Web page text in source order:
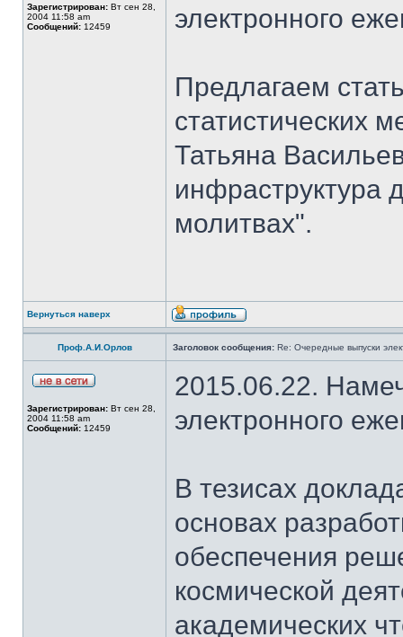
Зарегистрирован: Вт сен 28,
2004 11:58 am
Сообщений: 12459
электронного
Предлагаем
статистических
Татьяна
инфраструктура
молитвах".
Вернуться наверх
Проф.А.И.Орлов Заголовок сообщения: Re: Очередные выпуски
Зарегистрирован: Вт сен 28,
2004 11:58 am
Сообщений: 12459
2015.06.22.
электронного
В тезисах
основах
обеспечения
космической
академических